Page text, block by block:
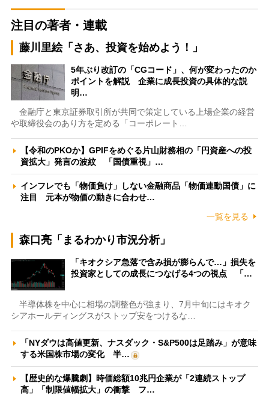
注目の著者・連載
藤川里絵「さあ、投資を始めよう！」
5年ぶり改訂の「CGコード」、何が変わったのか
ポイントを解説 企業に成長投資の具体的な説
明…
金融庁と東京証券取引所が共同で策定している上場企業の経営
や取締役会のあり方を定める「コーポレート…
【令和のPKOか】GPIFをめぐる片山財務相の「円資産への投
資拡大」発言の波紋 「国債重視」…
インフレでも「物価負け」しない金融商品「物価連動国債」に
注目 元本が物価の動きに合わせ…
一覧を見る
森口亮「まるわかり市況分析」
「キオクシア急落で含み損が膨らんで…」損失を
投資家としての成長につなげる4つの視点 「…
半導体株を中心に相場の調整色が強まり、7月中旬にはキオク
シアホールディングスがストップ安をつけるな…
「NYダウは高値更新、ナスダック・S&P500は足踏み」が意味
する米国株市場の変化 半…
【歴史的な爆騰劇】時価総額10兆円企業が「2連続ストップ
高」「制限値幅拡大」の衝撃 フ…